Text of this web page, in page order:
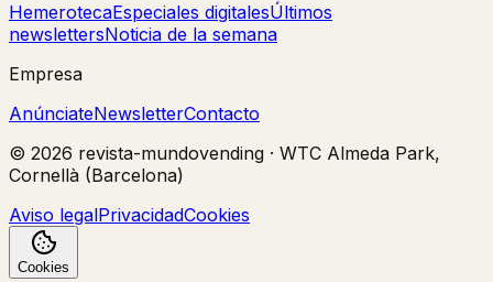
HemerotecaEspeciales digitalesÚltimos
newslettersNoticia de la semana
Empresa
AnúnciateNewsletterContacto
© 2026 revista-mundovending · WTC Almeda Park,
Cornellà (Barcelona)
Aviso legalPrivacidadCookies
Cookies